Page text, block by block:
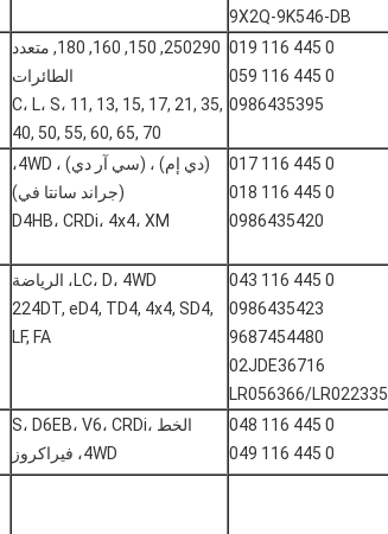
9X2Q-9K546-DB
0 445 116 019
0 445 116 059
0986435395
250290, 150, 160, 180, متعدد
الطائرات
C، L، S، 11, 13, 15, 17, 21, 35,
40, 50, 55, 60, 65, 70
0 445 116 017
0 445 116 018
0986435420
(دي إم) ، (سي آر دي) ، 4WD،
(جراند سانتا في)
D4HB، CRDi، 4x4، XM
0 445 116 043
0986435423
9687454480
02JDE36716
LR056366/LR022335
LC، D، 4WD، الرياضة
224DT, eD4, TD4, 4x4, SD4,
LF, FA
0 445 116 048
0 445 116 049
الخط S، D6EB، V6، CRDi،
4WD، فيراكروز